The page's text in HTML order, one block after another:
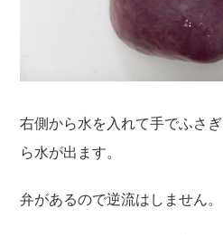
右側から水を入れて手でふさ
ら水が出ます。
弁があるので逆流はしません。